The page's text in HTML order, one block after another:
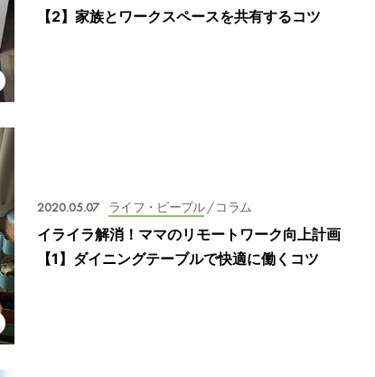
【2】家族とワークスペースを共有するコツ
2020.05.07 ライフ・ピープル/ コラム
イライラ解消！ママのリモートワーク向上計画
【1】ダイニングテーブルで快適に働くコツ